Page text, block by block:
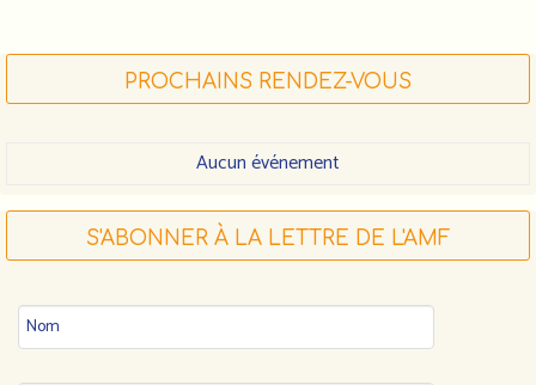
PROCHAINS RENDEZ-VOUS
Aucun événement
S'ABONNER À LA LETTRE DE L'AMF